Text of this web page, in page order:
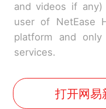
and videos if
user of NetEase
platform and only
services.
打开网易